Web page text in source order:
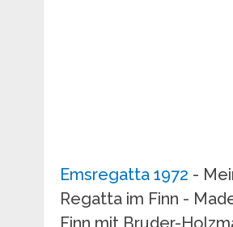
Emsregatta 1972 -
Regatta im Finn -
Finn mit Bruder-